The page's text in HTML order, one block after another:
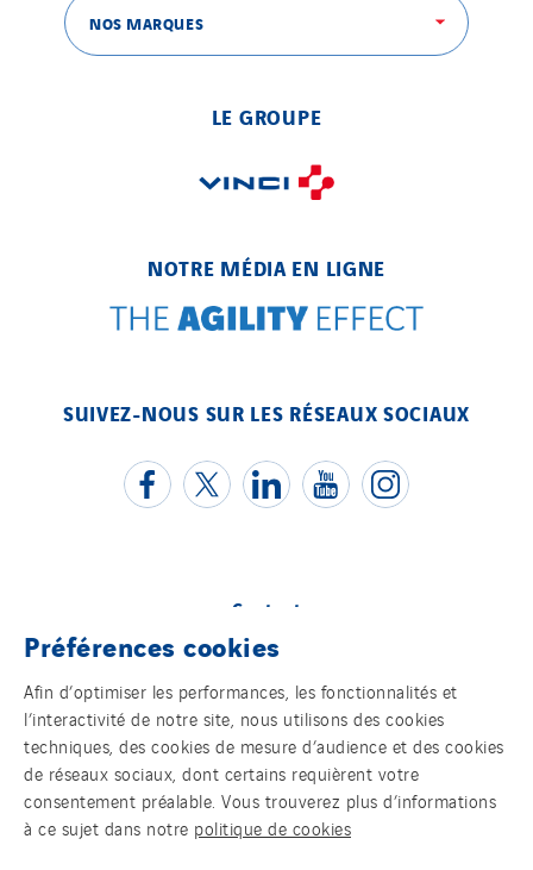
NOS MARQUES
LE GROUPE
NOTRE MÉDIA EN LIGNE
SUIVEZ-NOUS SUR LES RÉSEAUX SOCIAUX
Contact
Cookies
Accessibilité
VINCI Energies CSIRT
Préférences cookies
Afin d’optimiser les performances, les fonctionnalités et
l’interactivité de notre site, nous utilisons des cookies
techniques, des cookies de mesure d’audience et des cookies
de réseaux sociaux, dont certains requièrent votre
consentement préalable. Vous trouverez plus d’informations
à ce sujet dans notre politique de cookies